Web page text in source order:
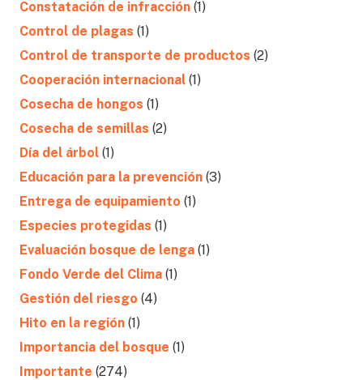
Constatación de infracción (1)
Control de plagas (1)
Control de transporte de productos (2)
Cooperación internacional (1)
Cosecha de hongos (1)
Cosecha de semillas (2)
Día del árbol (1)
Educación para la prevención (3)
Entrega de equipamiento (1)
Especies protegidas (1)
Evaluación bosque de lenga (1)
Fondo Verde del Clima (1)
Gestión del riesgo (4)
Hito en la región (1)
Importancia del bosque (1)
Importante (274)